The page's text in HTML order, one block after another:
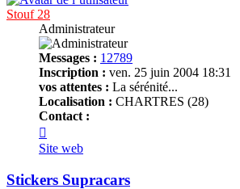
Stouf 28
Administrateur
Messages : 12789
Inscription : ven. 25 juin 2004 18:31
vos attentes : La sérénité...
Localisation : CHARTRES (28)
Contact :
Stouf
28
Site web
Stickers Supracars